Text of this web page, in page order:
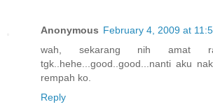
Anonymous February 4, 2009 at
wah, sekarang nih amat
tgk..hehe...good..good...nanti aku
rempah ko.
Reply